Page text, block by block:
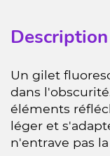
Description
Un gilet
dans
éléments
léger et
n'entrave pas